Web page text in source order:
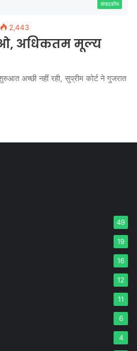
संपादकीय
2,443
अधिकतम मूल्य
अच्छी नहीं रही, सुप्रीम कोर्ट ने गुजरात
49
19
16
12
11
6
4